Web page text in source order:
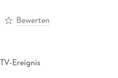
Bewerten
Ereignis